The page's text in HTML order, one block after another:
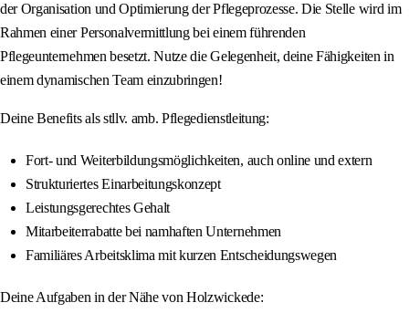
der Organisation und Optimierung der Pflegeprozesse. Die Stelle wird im
Rahmen einer Personalvermittlung bei einem führenden
Pflegeunternehmen besetzt. Nutze die Gelegenheit, deine Fähigkeiten in
einem dynamischen Team einzubringen!
Deine Benefits als stllv. amb. Pflegedienstleitung:
Fort- und Weiterbildungsmöglichkeiten, auch online und extern
Strukturiertes Einarbeitungskonzept
Leistungsgerechtes Gehalt
Mitarbeiterrabatte bei namhaften Unternehmen
Familiäres Arbeitsklima mit kurzen Entscheidungswegen
Deine Aufgaben in der Nähe von Holzwickede: